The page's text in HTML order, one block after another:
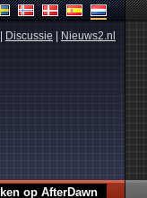
Discussie Nieuws2.nl